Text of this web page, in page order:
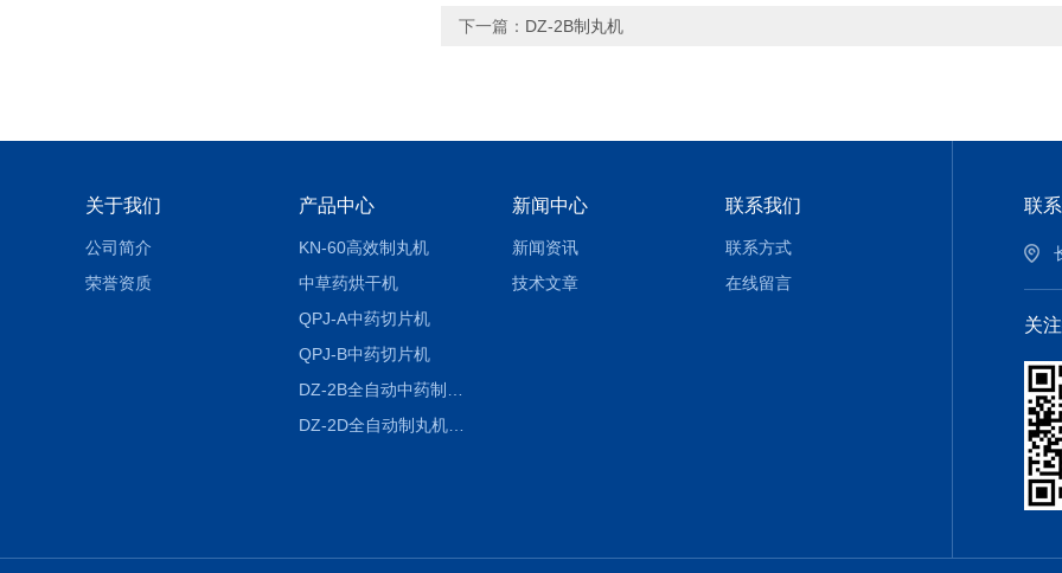
下一篇： DZ-2B制丸机
关于我们
公司简介
荣誉资质
产品中心
KN-60高效制丸机
中草药烘干机
QPJ-A中药切片机
QPJ-B中药切片机
DZ-2D全自动制丸机三根条DZ-2D
新闻中心
新闻资讯
技术文章
联系我们
联系方式
在线留言
联
关